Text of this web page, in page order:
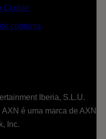
Cookie
conjunta
Iberia, S.L.U.
é uma marca de AXN
Inc.